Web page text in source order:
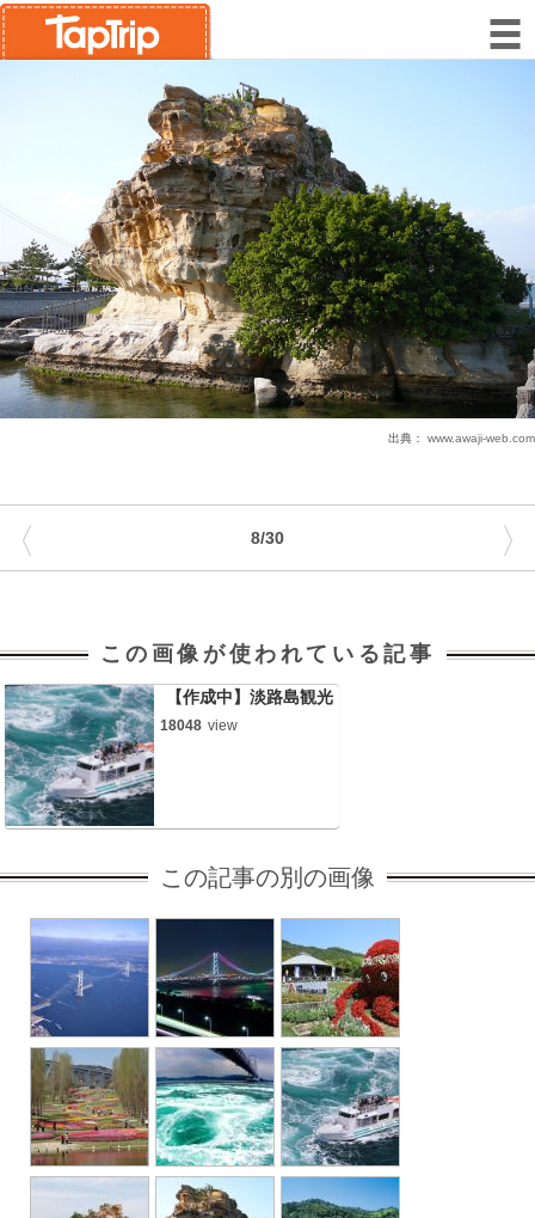
出典： www.awaji-web.com
8/30
〈 〉
この画像が使われている記事
【作成中】淡路島観光
18048 view
この記事の別の画像